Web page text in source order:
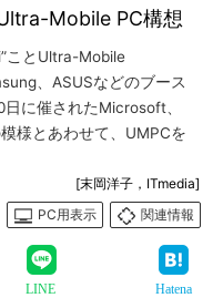
Mobile PC構想
ことUltra-Mobile
、ASUSなどのブース
に催されたMicrosoft、
様とあわせて、UMPCを
[末岡洋子，ITmedia]
PC用表示
関連情報
LINE Hatena